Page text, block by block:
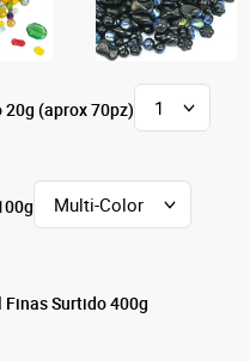
(aprox 70pz)
Surtido 400g